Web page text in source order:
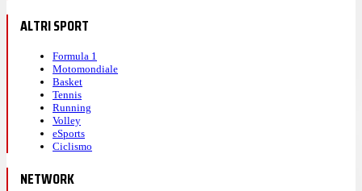
ALTRI SPORT
Formula 1
Motomondiale
Basket
Tennis
Running
Volley
eSports
Ciclismo
NETWORK